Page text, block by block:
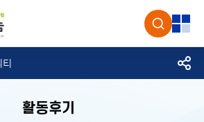
검색
활동후기